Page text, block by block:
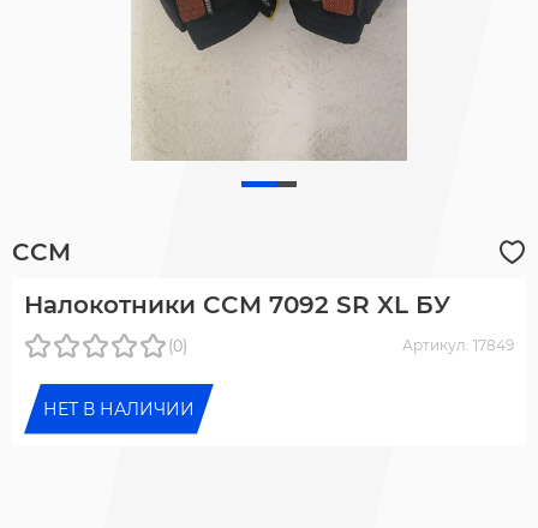
CCM
Налокотники CCM 7092 SR XL БУ
(0) Артикул: 17849
НЕТ В НАЛИЧИИ